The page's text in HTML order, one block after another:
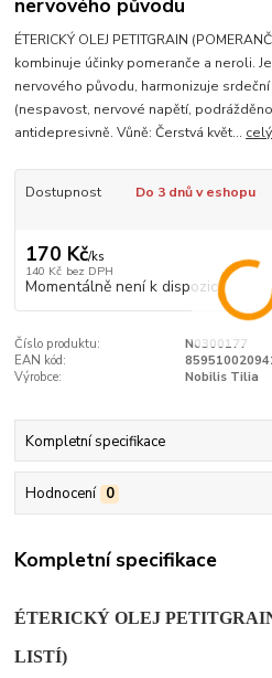
nervového původu
ÉTERICKÝ OLEJ PETITGRAIN
kombinuje účinky pomeranče a neroli.
nervového původu, harmonizuje
(nespavost, nervové napětí,
antidepresivně. Vůně: Čerstvá květ...
Dostupnost Do 3 dnů v eshopu
170 Kč/ks
140 Kč bez DPH
Momentálně není k dispozici
Číslo produktu:
N0300177
EAN kód:
Výrobce:
Nobilis Tilia
Kompletní specifikace
Hodnocení 0
Kompletní specifikace
ÉTERICKÝ OLEJ
LISTÍ)